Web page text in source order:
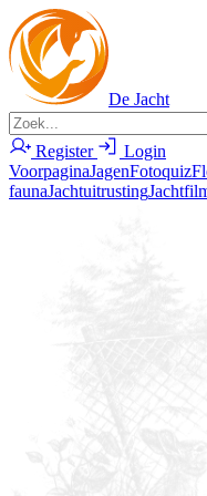
De Jacht
Register
Login
VoorpaginaJagenFotoquiz
faunaJachtuitrusting